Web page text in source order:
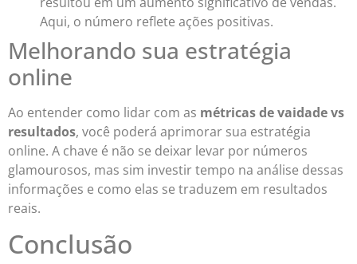
Aqui, o número reflete ações positivas.
Melhorando sua estratégia
online
Ao entender como lidar com as métricas de vaidade vs
resultados, você poderá aprimorar sua estratégia
online. A chave é não se deixar levar por números
glamourosos, mas sim investir tempo na análise dessas
informações e como elas se traduzem em resultados
reais.
Conclusão